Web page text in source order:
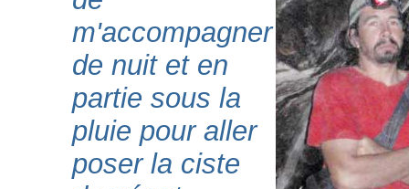
m'accompagner
de nuit et en
partie sous la
pluie pour aller
poser la ciste